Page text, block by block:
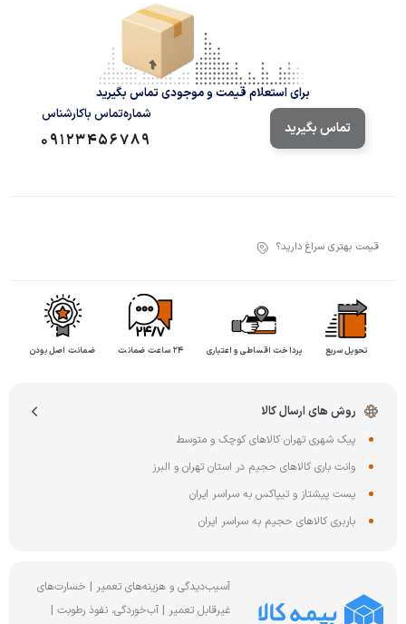
برای استعلام قیمت و موجودی تماس بگیرید
تماس بگیرید
شماره‌تماس‌ با‌کارشناس
09123456789
قیمت بهتری سراغ دارید؟
تحویل سریع پرداخت اقساطی و اعتباری ۲۴ ساعت ضمانت ضمانت اصل بودن
روش های ارسال کالا
پیک شهری تهران کالاهای کوچک و متوسط
وانت باری کالاهای حجیم در استان تهران و البرز
پست پیشتاز و تیپاکس به سراسر ایران
باربری کالاهای حجیم به سراسر ایران
آسیب‌دیدگی و هزینه‌های تعمیر | خسارت‌های
غیرقابل تعمیر | آب‌خوردگی، نفوذ رطوبت |